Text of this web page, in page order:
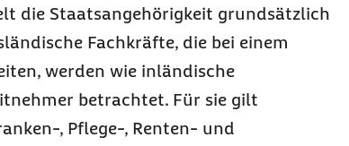
die Staatsangehörigkeit grundsätzlich
Fachkräfte, die bei einem
werden wie inländische
betrachtet. Für sie gilt
, Pflege-, Renten- und